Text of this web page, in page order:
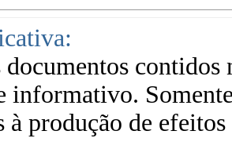
contidos
informativo.
à produção de